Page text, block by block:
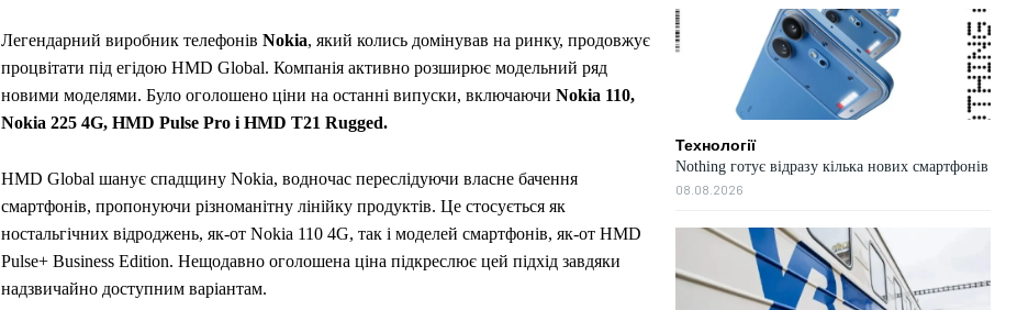
Легендарний виробник телефонів Nokia, який колись домінував на ринку, продовжує
процвітати під егідою HMD Global. Компанія активно розширює модельний ряд
новими моделями. Було оголошено ціни на останні випуски, включаючи Nokia 110,
Nokia 225 4G, HMD Pulse Pro і HMD T21 Rugged.
HMD Global шанує спадщину Nokia, водночас переслідуючи власне бачення
смартфонів, пропонуючи різноманітну лінійку продуктів. Це стосується як
ностальгічних відроджень, як-от Nokia 110 4G, так і моделей смартфонів, як-от HMD
Pulse+ Business Edition. Нещодавно оголошена ціна підкреслює цей підхід завдяки
надзвичайно доступним варіантам.
Технології
Nothing готує відразу кілька нових смартфонів
08.08.2026